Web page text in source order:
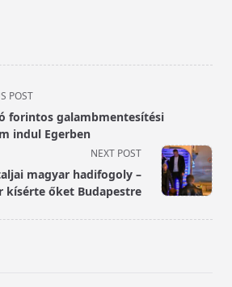
POST
forintos galambmentesítési
indul Egerben
NEXT POST
magyar hadifogoly –
kísérte őket Budapestre